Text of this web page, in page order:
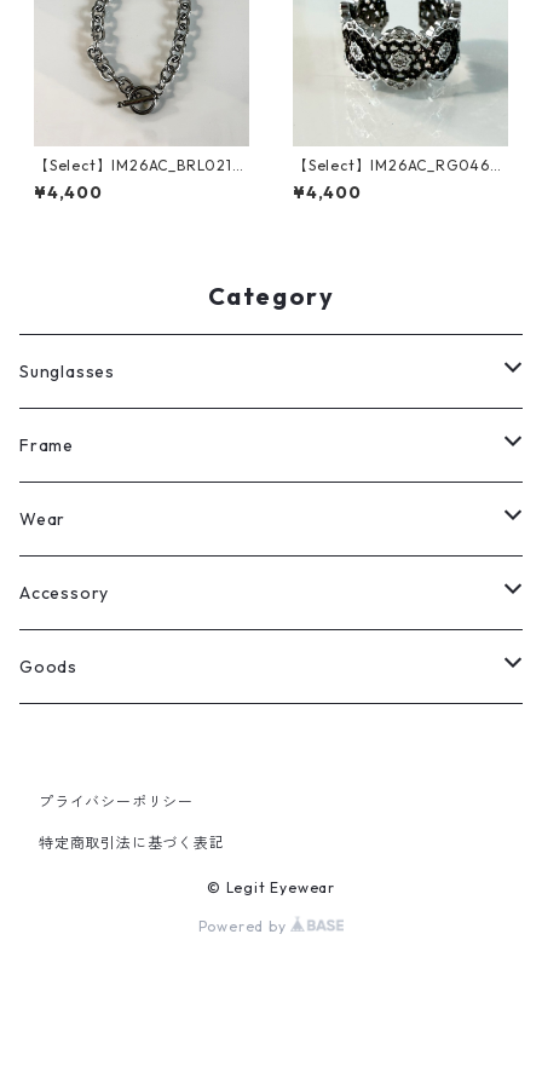
【Select】IM26AC_BRL021/
Toggle Anchor Chain Bracel
et（Silver）
¥4,400
【Select】IM26AC_RG046/
See-through Stone Ring（Si
lver/Black）
¥4,400
Category
Sunglasses
All
Legit Eyewear
Select
Frame
ボストン
ウェリントン
スクエア
ラウンド
Wear
All
Tee
Sewat
Accessory
Ring
Silver
Bracelet
Goods
Cap
プライバシーポリシー
特定商取引法に基づく表記
© Legit Eyewear
Powered by